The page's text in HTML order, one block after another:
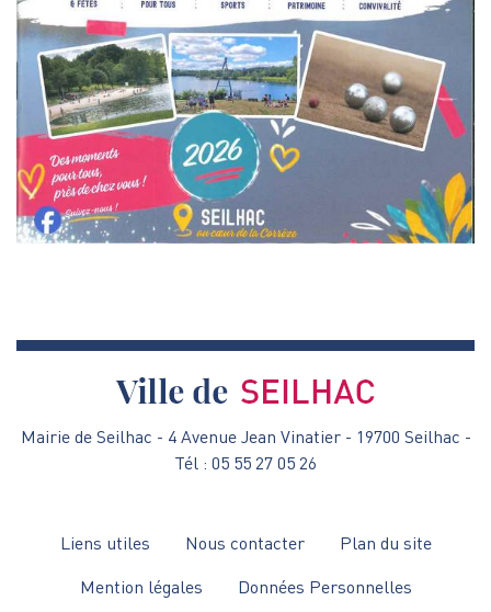
Mairie de Seilhac - 4 Avenue Jean Vinatier - 19700 Seilhac -
Tél : 05 55 27 05 26
Menu
Liens utiles Nous contacter
Plan du site
Mention légales
Données Personnelles